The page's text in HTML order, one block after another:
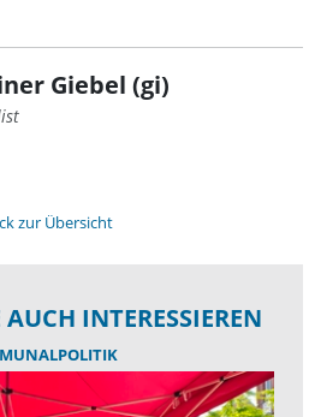
Giebel (gi)
zur Übersicht
INTERESSIEREN